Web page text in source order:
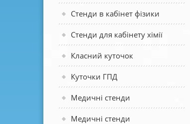
Стенди в кабінет фізики
Стенди для кабінету хімії
Класний куточок
Куточки ГПД
Медичні стенди
Медичні стенди